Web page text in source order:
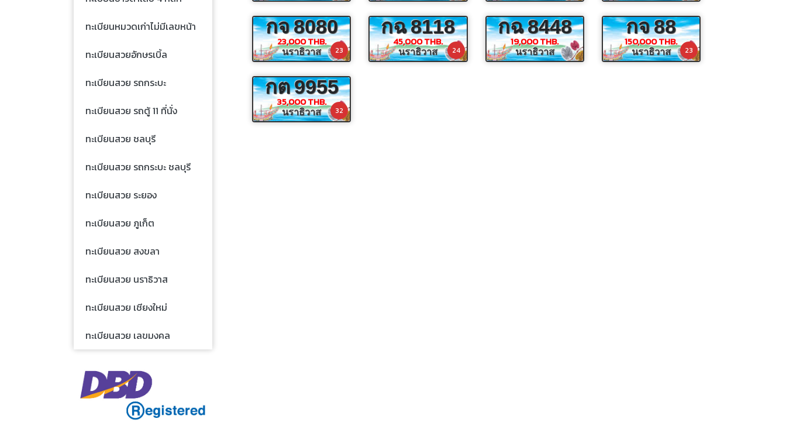
ทะเบียนหมวดเก่าไม่มีเลขหน้า
ทะเบียนสวยอักษรเบิ้ล
ทะเบียนสวย รถกระบะ
ทะเบียนสวย รถตู้ 11 ที่นั่ง
ทะเบียนสวย ชลบุรี
ทะเบียนสวย รถกระบะ ชลบุรี
ทะเบียนสวย ระยอง
ทะเบียนสวย ภูเก็ต
ทะเบียนสวย สงขลา
ทะเบียนสวย นราธิวาส
ทะเบียนสวย เชียงใหม่
ทะเบียนสวย เลขมงคล
กจ8080
23,000 THB.
นราธิวาส 23
กฉ8118
45,000 THB.
นราธิวาส 24
กฉ8448
19,000 THB.
นราธิวาส
กจ88
150,000 THB.
นราธิวาส 23
กต9955
35,000 THB.
นราธิวาส 32